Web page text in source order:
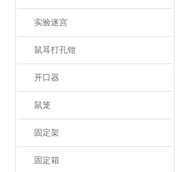
实验迷宫
鼠耳打孔钳
开口器
鼠笼
固定架
固定箱